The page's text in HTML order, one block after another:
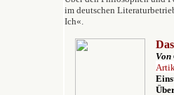
im deutschen
Ich«.
Von